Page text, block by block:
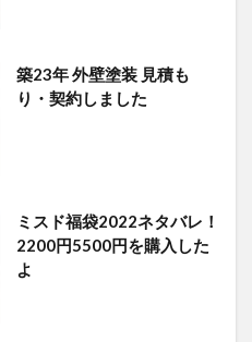
築23年 外壁塗装 見積も
り・契約しました
ミスド福袋2022ネタバレ！
2200円5500円を購入した
よ